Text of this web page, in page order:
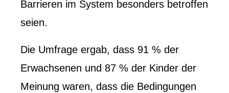
Barrieren im System besonders betroffen
seien.
Die Umfrage ergab, dass 91 % der
Erwachsenen und 87 % der Kinder der
Meinung waren, dass die Bedingungen